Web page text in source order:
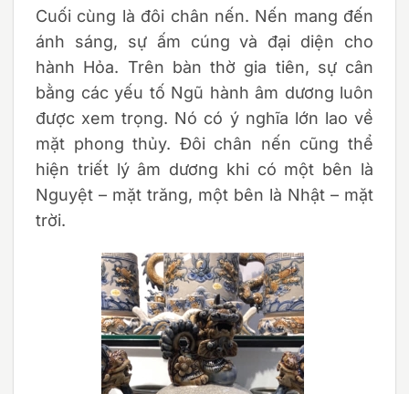
Cuối cùng là đôi chân nến. Nến mang đến
ánh sáng, sự ấm cúng và đại diện cho
hành Hỏa. Trên bàn thờ gia tiên, sự cân
bằng các yếu tố Ngũ hành âm dương luôn
được xem trọng. Nó có ý nghĩa lớn lao về
mặt phong thủy. Đôi chân nến cũng thể
hiện triết lý âm dương khi có một bên là
Nguyệt – mặt trăng, một bên là Nhật – mặt
trời.